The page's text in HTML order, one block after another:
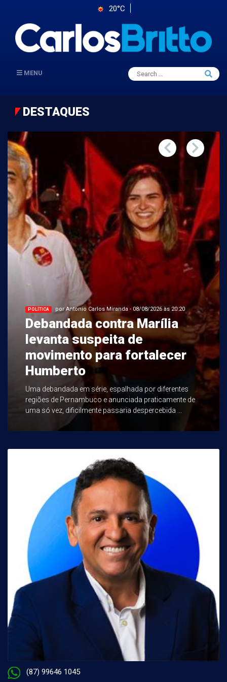
20°C
MENU
Search
for:
Search
DESTAQUES
POLÍTICA por Antonio Carlos Miranda - 08/08/2026 às 20:20
Debandada contra Marília
levanta suspeita de
movimento para fortalecer
Humberto
Uma debandada em série, espalhada por diferentes
regiões de Pernambuco e anunciada praticamente de
uma só vez, dificilmente passaria despercebida ...
(87) 99646 1045